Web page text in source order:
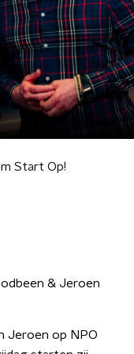
Start Op!
& Jeroen
Jeroen op NPO